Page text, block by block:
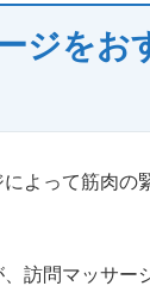
ジをお
よって筋肉の
訪問マッサー